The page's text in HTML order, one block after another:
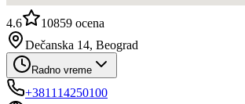
4.6 10859 ocena
Dečanska 14, Beograd
Radno vreme
+381114250100